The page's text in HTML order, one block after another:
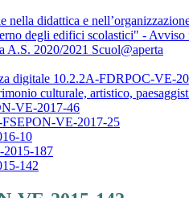
didattica e
degli edifici scolastici" -
A.S. 2020/2021 Scuol@aperta
digitale 10.2.2A-FDRPOC-VE-
culturale, artistico,
VE-2017-46
FSEPON-VE-2017-25
10
187
142